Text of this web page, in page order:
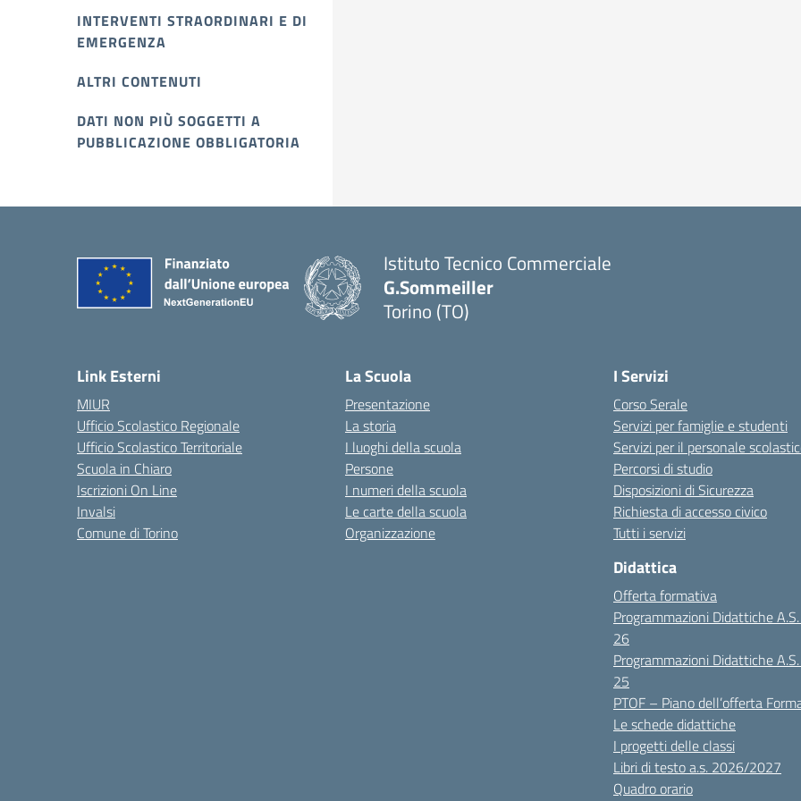
INTERVENTI STRAORDINARI E DI
EMERGENZA
ALTRI CONTENUTI
DATI NON PIÙ SOGGETTI A
PUBBLICAZIONE OBBLIGATORIA
Istituto Tecnico Commerciale
G.Sommeiller
Torino (TO)
Link Esterni
MIUR
Ufficio Scolastico Regionale
Ufficio Scolastico Territoriale
Scuola in Chiaro
Iscrizioni On Line
Invalsi
Comune di Torino
La Scuola
Presentazione
La storia
I luoghi della scuola
Persone
I numeri della scuola
Le carte della scuola
Organizzazione
I Servizi
Corso Serale
Servizi per famiglie e studenti
Servizi per il personale
Percorsi di studio
Disposizioni di Sicurezza
Richiesta di accesso civico
Tutti i servizi
Didattica
Offerta formativa
Programmazioni Didattiche
26
Programmazioni Didattiche
25
PTOF – Piano dell’offerta
Le schede didattiche
I progetti delle classi
Libri di testo a.s. 2026/2027
Quadro orario